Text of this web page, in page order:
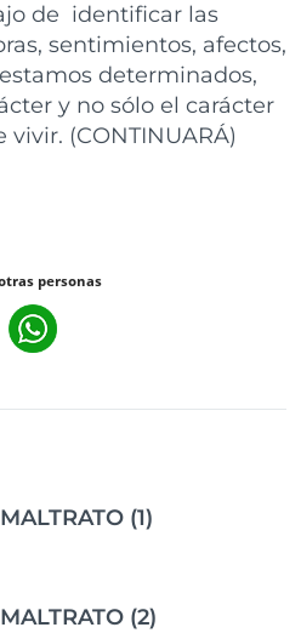
de identificar las
sentimientos, afectos,
determinados,
y no sólo el carácter
(CONTINUARÁ)
personas
(1)
(2)